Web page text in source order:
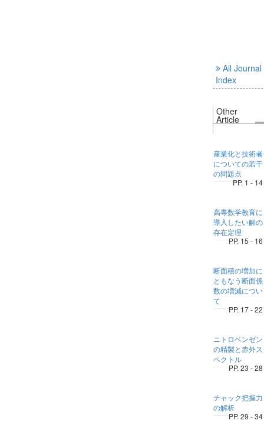
All Journal
Index
Other
Article
産業化と技術者
についての若干
の問題点
PP. 1 - 14
高専数学教育に
導入したい解の
存在定理
PP. 15 - 16
断面積の増加に
ともなう断面係
数の増減につい
て
PP. 17 - 22
ニトロベンゼン
の精製と赤外ス
ペクトル
PP. 23 - 28
チャック把握力
の解析
PP. 29 - 34